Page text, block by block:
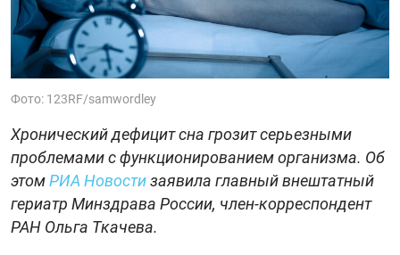
Фото: 123RF/samwordley
Хронический дефицит сна грозит серьезными
проблемами с функционированием организма. Об
этомРИА Новостизаявила главный внештатный
гериатр Минздрава России, член-корреспондент
РАН Ольга Ткачева.